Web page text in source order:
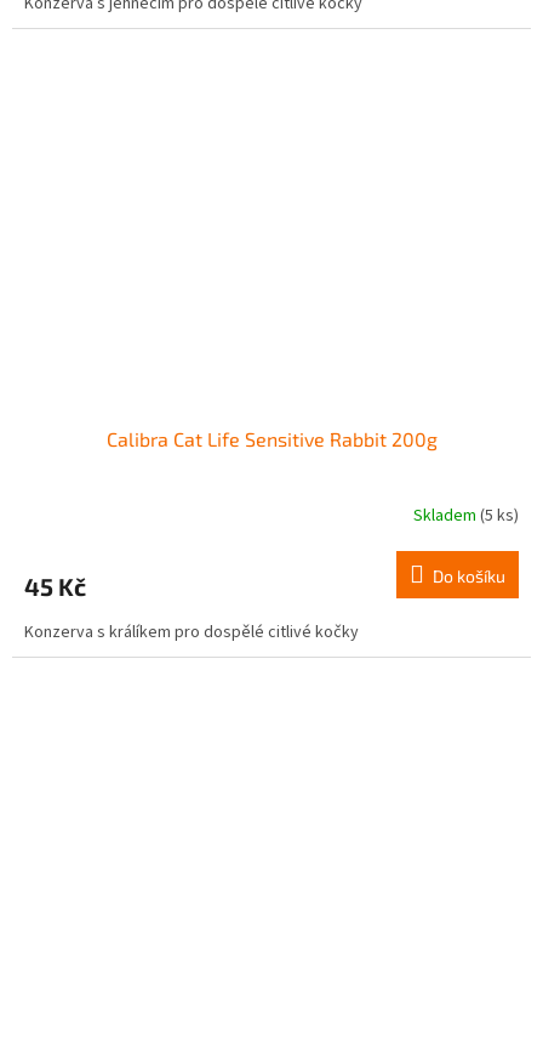
Calibra Cat Life Sensitive Rabbit 200g
Skladem (5 ks)
45 Kč Do košíku
Konzerva s králíkem pro dospělé citlivé kočky